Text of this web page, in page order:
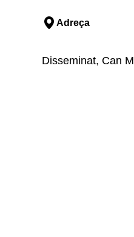
Adreça
Disseminat, Can